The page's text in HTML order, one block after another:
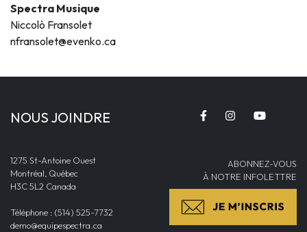
Spectra Musique
Niccolò Fransolet
nfransolet@evenko.ca
NOUS JOINDRE
1275 St-Antoine Ouest
Montréal, Québec
H3C 5L2 Canada
Téléphone : (514) 525-7732
demo@equipespectra.ca
ABONNEZ-VOUS
À NOTRE INFOLETTRE